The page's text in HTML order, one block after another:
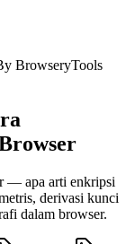
BrowseryTools
— apa arti enkripsi
derivasi kunci
dalam browser.